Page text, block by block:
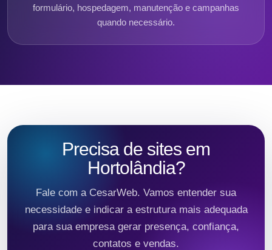
formulário, hospedagem, manutenção e campanhas
quando necessário.
Precisa de sites em
Hortolândia?
Fale com a CesarWeb. Vamos entender sua
necessidade e indicar a estrutura mais adequada
para sua empresa gerar presença, confiança,
contatos e vendas.